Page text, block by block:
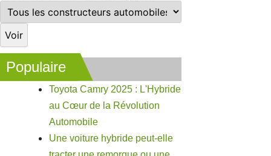
Populaire
Toyota Camry 2025 : L'Hybride
au Cœur de la Révolution
Automobile
Une voiture hybride peut-elle